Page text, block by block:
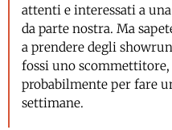
attenti e interessati a
da parte nostra. Ma
a prendere degli
fossi uno
probabilmente per fare
settimane.